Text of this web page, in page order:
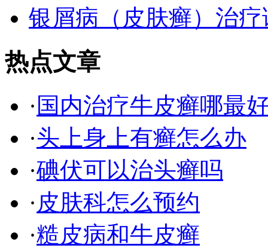
银屑病（皮肤癣）治
热点文章
· 国内治疗牛皮癣哪最
·头上身上有癣怎么办
·碘伏可以治头癣吗
· 皮肤科怎么预约
·糙皮病和牛皮癣